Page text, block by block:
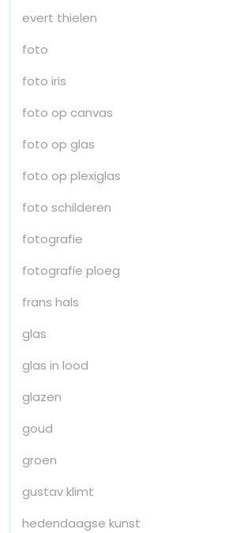
evert thielen
foto
foto iris
foto op canvas
foto op glas
foto op plexiglas
foto schilderen
fotografie
fotografie ploeg
frans hals
glas
glas in lood
glazen
goud
groen
gustav klimt
hedendaagse kunst